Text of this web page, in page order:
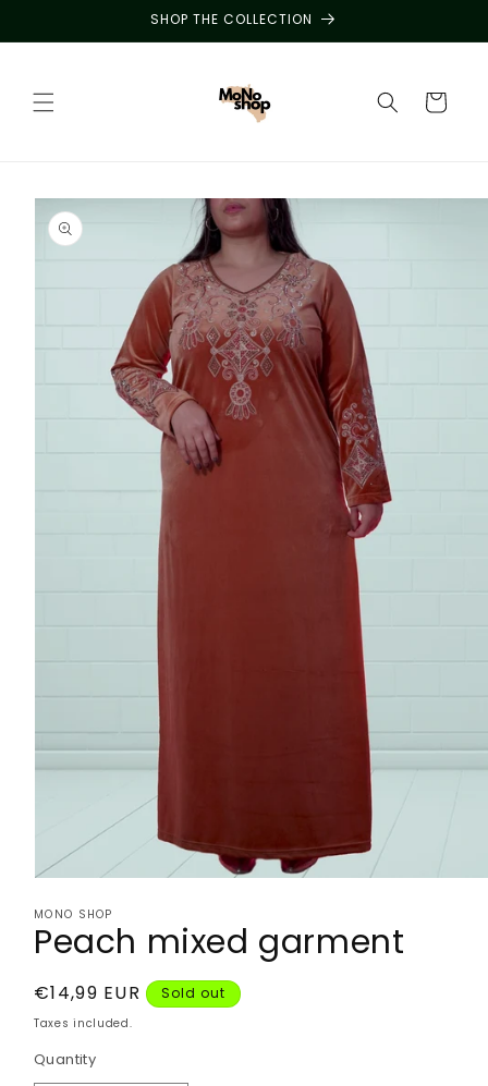
SHOP THE COLLECTION
Cart
Skip to
product
information
1
in
modal
MONO SHOP
Peach mixed garment
Regular
price
€14,99 EUR Sold out
Taxes included.
Quantity
Quantity